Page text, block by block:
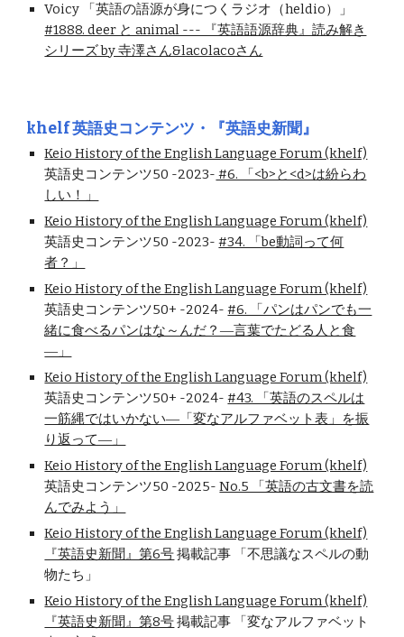
Voicy 「英語の語源が身につくラジオ（heldio）」
#1888. deer と animal --- 『英語語源辞典』読み解き
シリーズ by 寺澤さん&lacolacoさん
khelf英語史コンテンツ・『英語史新聞』
Keio History of the English Language Forum (khelf)
英語史コンテンツ50 -2023- #6. 「<b>と<d>は紛らわ
しい！」
Keio History of the English Language Forum (khelf)
英語史コンテンツ50 -2023-#34. 「be動詞って何
者？」
Keio History of the English Language Forum (khelf)
英語史コンテンツ50+ -2024-#6. 「パンはパンでも一
緒に食べるパンはな～んだ？―言葉でたどる人と食
―」
Keio History of the English Language Forum (khelf)
英語史コンテンツ50+ -2024-#43. 「英語のスペルは
一筋縄ではいかない―「変なアルファベット表」を振
り返って―」
Keio History of the English Language Forum (khelf)
英語史コンテンツ50 -2025-No.5 「英語の古文書を読
んでみよう」
Keio History of the English Language Forum (khelf)
『英語史新聞』第6号掲載記事 「不思議なスペルの動
物たち」
Keio History of the English Language Forum (khelf)
『英語史新聞』第8号掲載記事 「変なアルファベット